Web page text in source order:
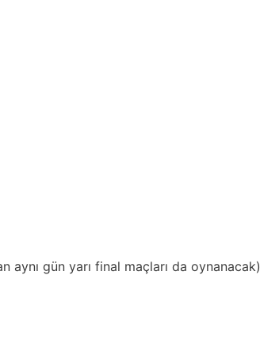
aynı gün yarı final maçları da oynanacak)